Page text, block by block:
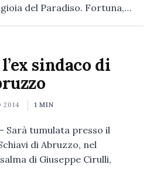
del Paradiso. Fortuna,…
sindaco di
2014 1 MIN
Sarà tumulata presso il
di Abruzzo, nel
di Giuseppe Cirulli,